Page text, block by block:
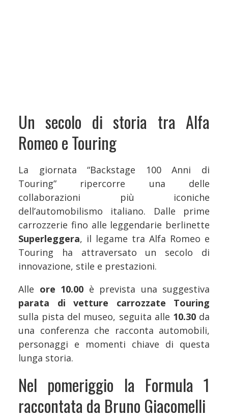
Un secolo di storia tra Alfa
Romeo e Touring
La giornata “Backstage 100 Anni di
Touring” ripercorre una delle
collaborazioni più iconiche
dell’automobilismo italiano. Dalle prime
carrozzerie fino alle leggendarie berlinette
Superleggera, il legame tra Alfa Romeo e
Touring ha attraversato un secolo di
innovazione, stile e prestazioni.
Alle ore 10.00 è prevista una suggestiva
parata di vetture carrozzate Touring
sulla pista del museo, seguita alle 10.30da
una conferenza che racconta automobili,
personaggi e momenti chiave di questa
lunga storia.
Nel pomeriggio la Formula 1
raccontata da Bruno Giacomelli